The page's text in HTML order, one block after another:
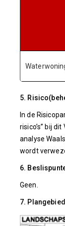
5.
In de
risico’s” bij
analyse
wordt
6.
Geen.
7. Plangebied